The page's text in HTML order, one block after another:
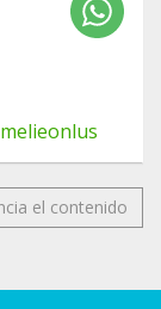
el contenido